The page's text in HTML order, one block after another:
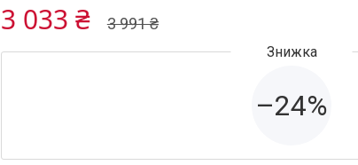
3 991 ₴
3 033 ₴
–24%